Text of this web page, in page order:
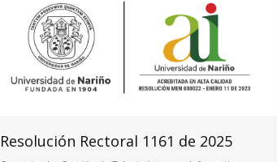
Resolución Rectoral 1161 de 2025